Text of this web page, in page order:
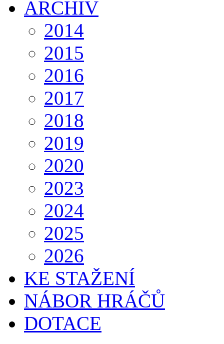
ARCHIV
2014
2015
2016
2017
2018
2019
2020
2023
2024
2025
2026
KE STAŽENÍ
NÁBOR HRÁČŮ
DOTACE